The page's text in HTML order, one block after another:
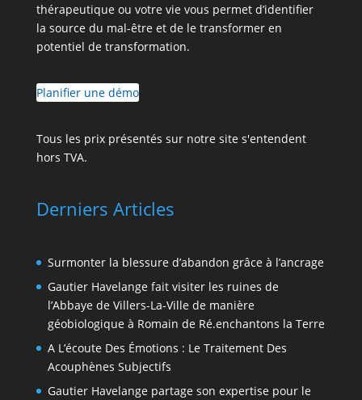
thérapeutique ou votre vie vous permet d’identifier
la source du mal-être et de le transformer en
potentiel de transformation.
Planifier une démo
Tous les prix présentés sur notre site s'entendent
hors TVA.
Derniers Articles
Surmonter la blessure d’abandon grâce à l’ancrage
Gautier Havelange fait visiter les ruines de
l’Abbaye de Villers-La-Ville de manière
géobiologique à Romain de Ré.enchantons la Terre
A L’écoute Des Émotions : Le Traitement Des
Acouphènes Subjectifs
Gautier Havelange partage son expertise pour le